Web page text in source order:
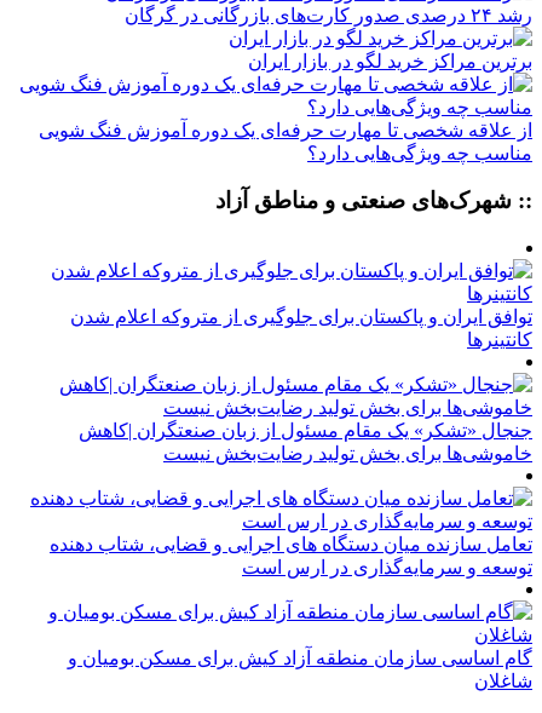
رشد ۲۴ درصدی صدور کارت‌های بازرگانی در گرگان
برترین مراکز خرید لگو در بازار ایران
از علاقه شخصی تا مهارت حرفه‌ای یک دوره آموزش فنگ شویی
مناسب چه ویژگی‌هایی دارد؟
:: شهرک‌های صنعتی و مناطق آزاد
توافق ایران و پاکستان برای جلوگیری از متروکه اعلام شدن
کانتینرها
جنجال «تشکر» یک مقام مسئول از زبان صنعتگران |کاهش
خاموشی‌ها برای بخش تولید رضایت‌بخش نیست
تعامل سازنده میان دستگاه‌ های اجرایی و قضایی، شتاب‌ دهنده
توسعه و سرمایه‌گذاری در ارس است
گام اساسی سازمان منطقه آزاد کیش برای مسکن بومیان و
شاغلان